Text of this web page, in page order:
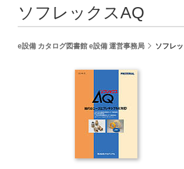
ソフレックスAQ
e設備 カタログ図書館 e設備 運営事務局 ソフレ